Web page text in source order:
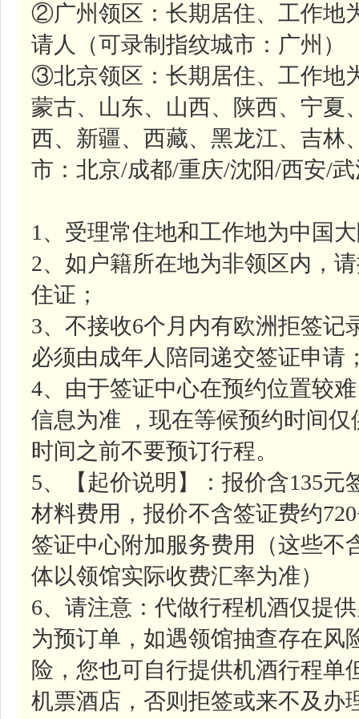
②广州领区：长期居住、工作地
请人（可录制指纹城市：广州）
③北京领区：长期居住、工作地
蒙古、山东、山西、陕西、宁夏
西、新疆、西藏、黑龙江、吉林
市：北京/成都/重庆/沈阳/西安/
1、受理常住地和工作地为中国
2、如户籍所在地为非领区内，
住证；
3、不接收6个月内有欧洲拒签记
必须由成年人陪同递交签证申请
4、由于签证中心在预约位置较
信息为准 ，现在等候预约时间
时间之前不要预订行程。
5、【起价说明】：报价含135
材料费用，报价不含签证费约
签证中心附加服务费用（这些不
体以领馆实际收费汇率为准）
6、请注意：代做行程机酒仅提
为预订单，如遇领馆抽查存在风
险，您也可自行提供机酒行程单
机票酒店，否则拒签或来不及办